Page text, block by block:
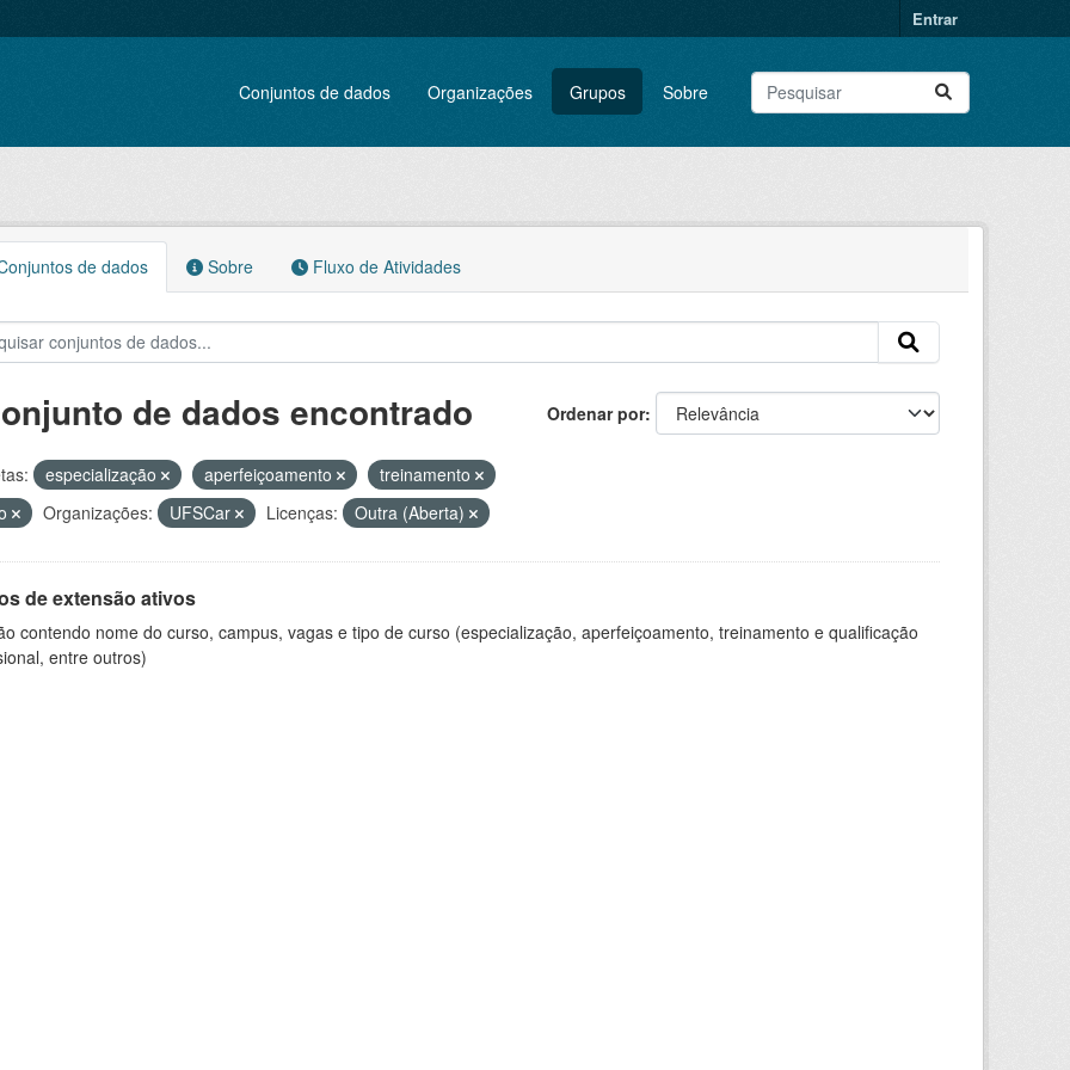
Entrar
Conjuntos de dados Organizações Grupos Sobre
de dados Sobre Fluxo de Atividades
Ordenar por
de dados encontrado
especialização aperfeiçoamento
treinamento
Organizações: UFSCar Licenças: Outra (Aberta)
de extensão ativos
contendo nome do curso, campus, vagas e tipo de curso (especialização, aperfeiçoamento, treinamento e qualificação
entre outros)